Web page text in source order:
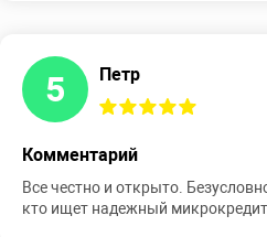
5 Петр
Комментарий
Все честно и открыто.
кто ищет надежный микрокредит